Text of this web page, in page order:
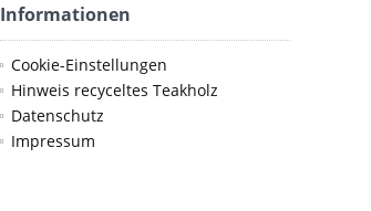
Informationen
Cookie-Einstellungen
Hinweis recyceltes Teakholz
Datenschutz
Impressum